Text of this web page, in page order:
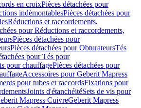
en croixPièces détachées pour
indémontablesPièces détachées pour
Réductions et raccordements,
pour Réductions et raccordements,
Pièces détachées pour
Pièces détachées pour ObturateursTés
pour Tés pour
pour chauffagePièces détachées pour
Accessoires pour Geberit Mapress
pour tubes et raccordsFixations pour
Joints d'étanchéitéSets de vis pour
Mapress CuivreGeberit Mapress